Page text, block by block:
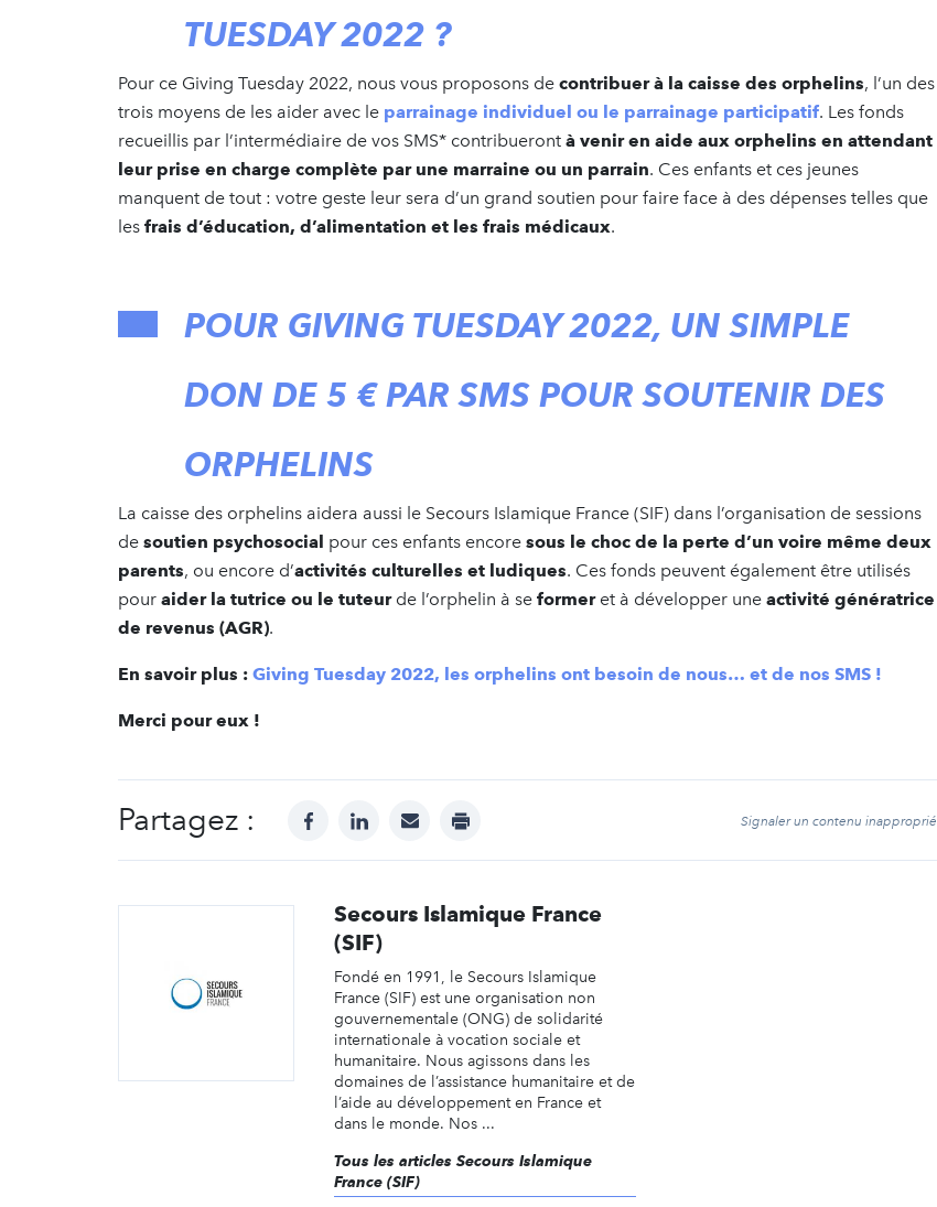
TUESDAY 2022 ?
Pour ce Giving Tuesday 2022, nous vous proposons de contribuer à la caisse des orphelins, l’un des
trois moyens de les aider avec le parrainage individuel ou le parrainage participatif. Les fonds
recueillis par l’intermédiaire de vos SMS* contribueront à venir en aide aux orphelins en attendant
leur prise en charge complète par une marraine ou un parrain. Ces enfants et ces jeunes
manquent de tout : votre geste leur sera d’un grand soutien pour faire face à des dépenses telles que
les frais d’éducation, d’alimentation et les frais médicaux.
POUR GIVING TUESDAY 2022, UN SIMPLE
DON DE 5 € PAR SMS POUR SOUTENIR DES
ORPHELINS
La caisse des orphelins aidera aussi le Secours Islamique France (SIF) dans l’organisation de sessions
de soutien psychosocial pour ces enfants encore sous le choc de la perte d’un voire même deux
parents, ou encore d’activités culturelles et ludiques. Ces fonds peuvent également être utilisés
pour aider la tutrice ou le tuteurde l’orphelin à se former et à développer une activité génératrice
de revenus (AGR).
En savoir plus : Giving Tuesday 2022, les orphelins ont besoin de nous… et de nos SMS !
Merci pour eux !
Partagez : facebooklinkedinmail print Signaler un contenu inapproprié
Secours Islamique France
(SIF)
Fondé en 1991, le Secours Islamique
France (SIF) est une organisation non
gouvernementale (ONG) de solidarité
internationale à vocation sociale et
humanitaire. Nous agissons dans les
domaines de l’assistance humanitaire et de
l’aide au développement en France et
dans le monde. Nos ...
Tous les articles Secours Islamique
France (SIF)